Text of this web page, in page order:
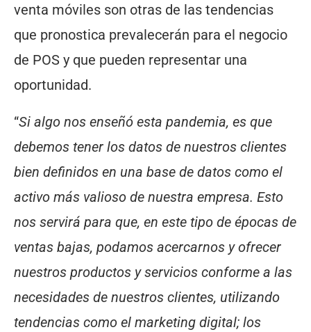
venta móviles son otras de las tendencias
que pronostica prevalecerán para el negocio
de POS y que pueden representar una
oportunidad.
“Si algo nos enseñó esta pandemia, es que
debemos tener los datos de nuestros clientes
bien definidos en una base de datos como el
activo más valioso de nuestra empresa. Esto
nos servirá para que, en este tipo de épocas de
ventas bajas, podamos acercarnos y ofrecer
nuestros productos y servicios conforme a las
necesidades de nuestros clientes, utilizando
tendencias como el marketing digital; los